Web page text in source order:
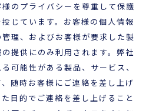
のプライバシーを尊重して保護
じています。お客様の個人情報
理、およびお客様が要求した製
提供にのみ利用されます。弊社
可能性がある製品、サービス、
随時お客様にご連絡を差し上げ
目的でご連絡を差し上げること